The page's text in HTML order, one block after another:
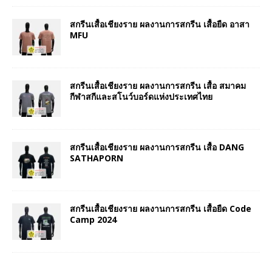
สกรีนเสื้อเชียงราย ผลงานการสกรีน เสื้อยืด อาสา
MFU
สกรีนเสื้อเชียงราย ผลงานการสกรีน เสื้อ สมาคม
กีฬาสกีและสโนว์บอร์ดแห่งประเทศไทย
สกรีนเสื้อเชียงราย ผลงานการสกรีน เสื้อ DANG
SATHAPORN
สกรีนเสื้อเชียงราย ผลงานการสกรีน เสื้อยืด Code
Camp 2024